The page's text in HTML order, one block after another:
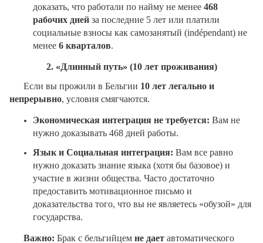
доказать, что работали по найму не менее 468
рабочих дней за последние 5 лет или платили
социальные взносы как самозанятый (indépendant) не
менее 6 кварталов.
2. «Длинный путь» (10 лет проживания)
Если вы прожили в Бельгии 10 лет легально и
непрерывно, условия смягчаются.
Экономическая интеграция не требуется: Вам не
нужно доказывать 468 дней работы.
Язык и Социальная интеграция: Вам все равно
нужно доказать знание языка (хотя бы базовое) и
участие в жизни общества. Часто достаточно
предоставить мотивационное письмо и
доказательства того, что вы не являетесь «обузой» для
государства.
Важно: Брак с бельгийцем не дает автоматического